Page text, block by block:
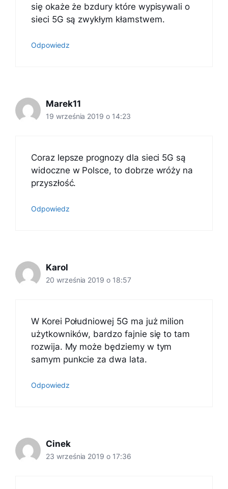
się okaże że bzdury które wypisywali o
sieci 5G są zwykłym kłamstwem.
Odpowiedz
Marek11
19 września 2019 o 14:23
Coraz lepsze prognozy dla sieci 5G są
widoczne w Polsce, to dobrze wróży na
przyszłość.
Odpowiedz
Karol
20 września 2019 o 18:57
W Korei Południowej 5G ma już milion
użytkowników, bardzo fajnie się to tam
rozwija. My może będziemy w tym
samym punkcie za dwa lata.
Odpowiedz
Cinek
23 września 2019 o 17:36